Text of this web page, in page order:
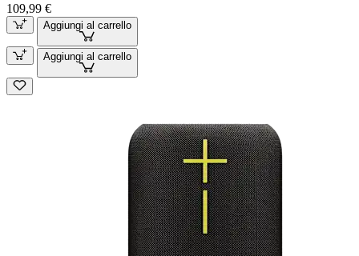
109,99 €
Aggiungi al carrello
Aggiungi al carrello